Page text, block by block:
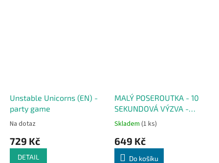
Unstable Unicorns (EN) -
party game
Na dotaz
729 Kč
DETAIL
MALÝ POSEROUTKA - 10
SEKUNDOVÁ VÝZVA -
Dětská hra
Skladem (1 ks)
649 Kč
Do košíku